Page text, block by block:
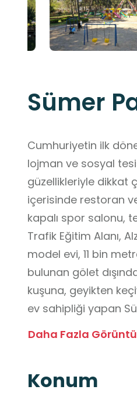
Sümer
Cumhuriyetin ilk
lojman ve sosyal tesislerinin
güzellikleriyle dikkat
içerisinde restoran
kapalı spor salonu,
Trafik Eğitim Alanı,
model evi, 11 bin
bulunan gölet dışında bir de hayvanat bahçesi
kuşuna, geyikten
ev sahipliği yapan
denetlenir ve bakım
Daha Fazla
Konum